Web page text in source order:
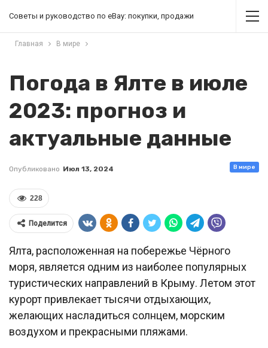
Советы и руководство по eBay: покупки, продажи
Главная В мире
Погода в Ялте в июле
2023: прогноз и
актуальные данные
В мире
Опубликовано Июл 13, 2024
228
Поделится
Ялта, расположенная на побережье Чёрного
моря, является одним из наиболее популярных
туристических направлений в Крыму. Летом этот
курорт привлекает тысячи отдыхающих,
желающих насладиться солнцем, морским
воздухом и прекрасными пляжами.